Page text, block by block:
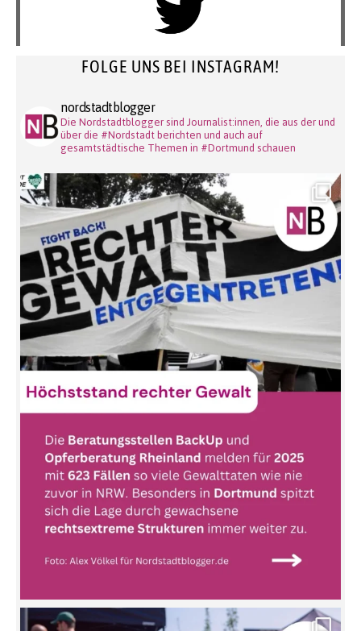
FOLGE UNS BEI INSTAGRAM!
nordstadtblogger
Die Nordstadtblogger sind Journalist:innen, die aus der und
über die #Nordstadt berichten und auch auf
gesamtstädtische Themen in #Dortmund schauen